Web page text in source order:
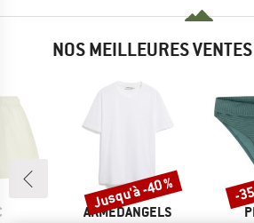
NOS MEILLEURES
MARQUE
ARMEDANGELS
Remise
Jusqu'à -40 % -